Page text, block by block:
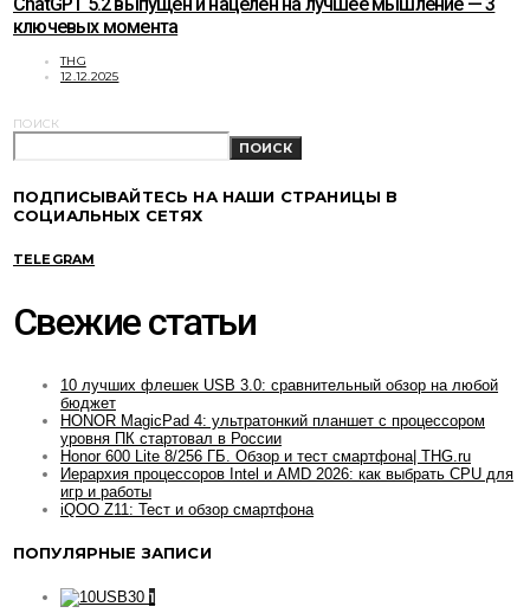
ключевых момента
THG
12.12.2025
ПОИСК
ПОИСК
ПОДПИСЫВАЙТЕСЬ НА НАШИ СТРАНИЦЫ В
СОЦИАЛЬНЫХ СЕТЯХ
TELEGRAM
Свежие статьи
10 лучших флешек USB 3.0: сравнительный обзор на любой
бюджет
HONOR MagicPad 4: ультратонкий планшет с процессором
уровня ПК стартовал в России
Honor 600 Lite 8/256 ГБ. Обзор и тест смартфона| THG.ru
Иерархия процессоров Intel и AMD 2026: как выбрать CPU для
игр и работы
iQOO Z11: Тест и обзор смартфона
ПОПУЛЯРНЫЕ ЗАПИСИ
1